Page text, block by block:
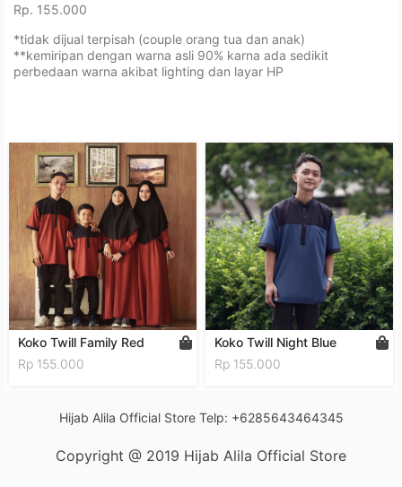
Rp. 155.000
*tidak dijual terpisah (couple orang tua dan anak)⁣⁣⁣⁣
**kemiripan dengan warna asli 90% karna ada sedikit
perbedaan warna akibat lighting⁣ dan layar HP⁣⁣⁣⁣
Koko Twill Family Red
Rp 155.000
Koko Twill Night Blue
Rp 155.000
Hijab Alila Official Store Telp: +6285643464345
Copyright @ 2019 Hijab Alila Official Store